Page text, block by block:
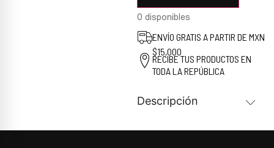
0 disponibles
ENVÍO GRATIS A PARTIR DE MXN
$15,000
RECIBE TUS PRODUCTOS EN
TODA LA REPÚBLICA
Descripción